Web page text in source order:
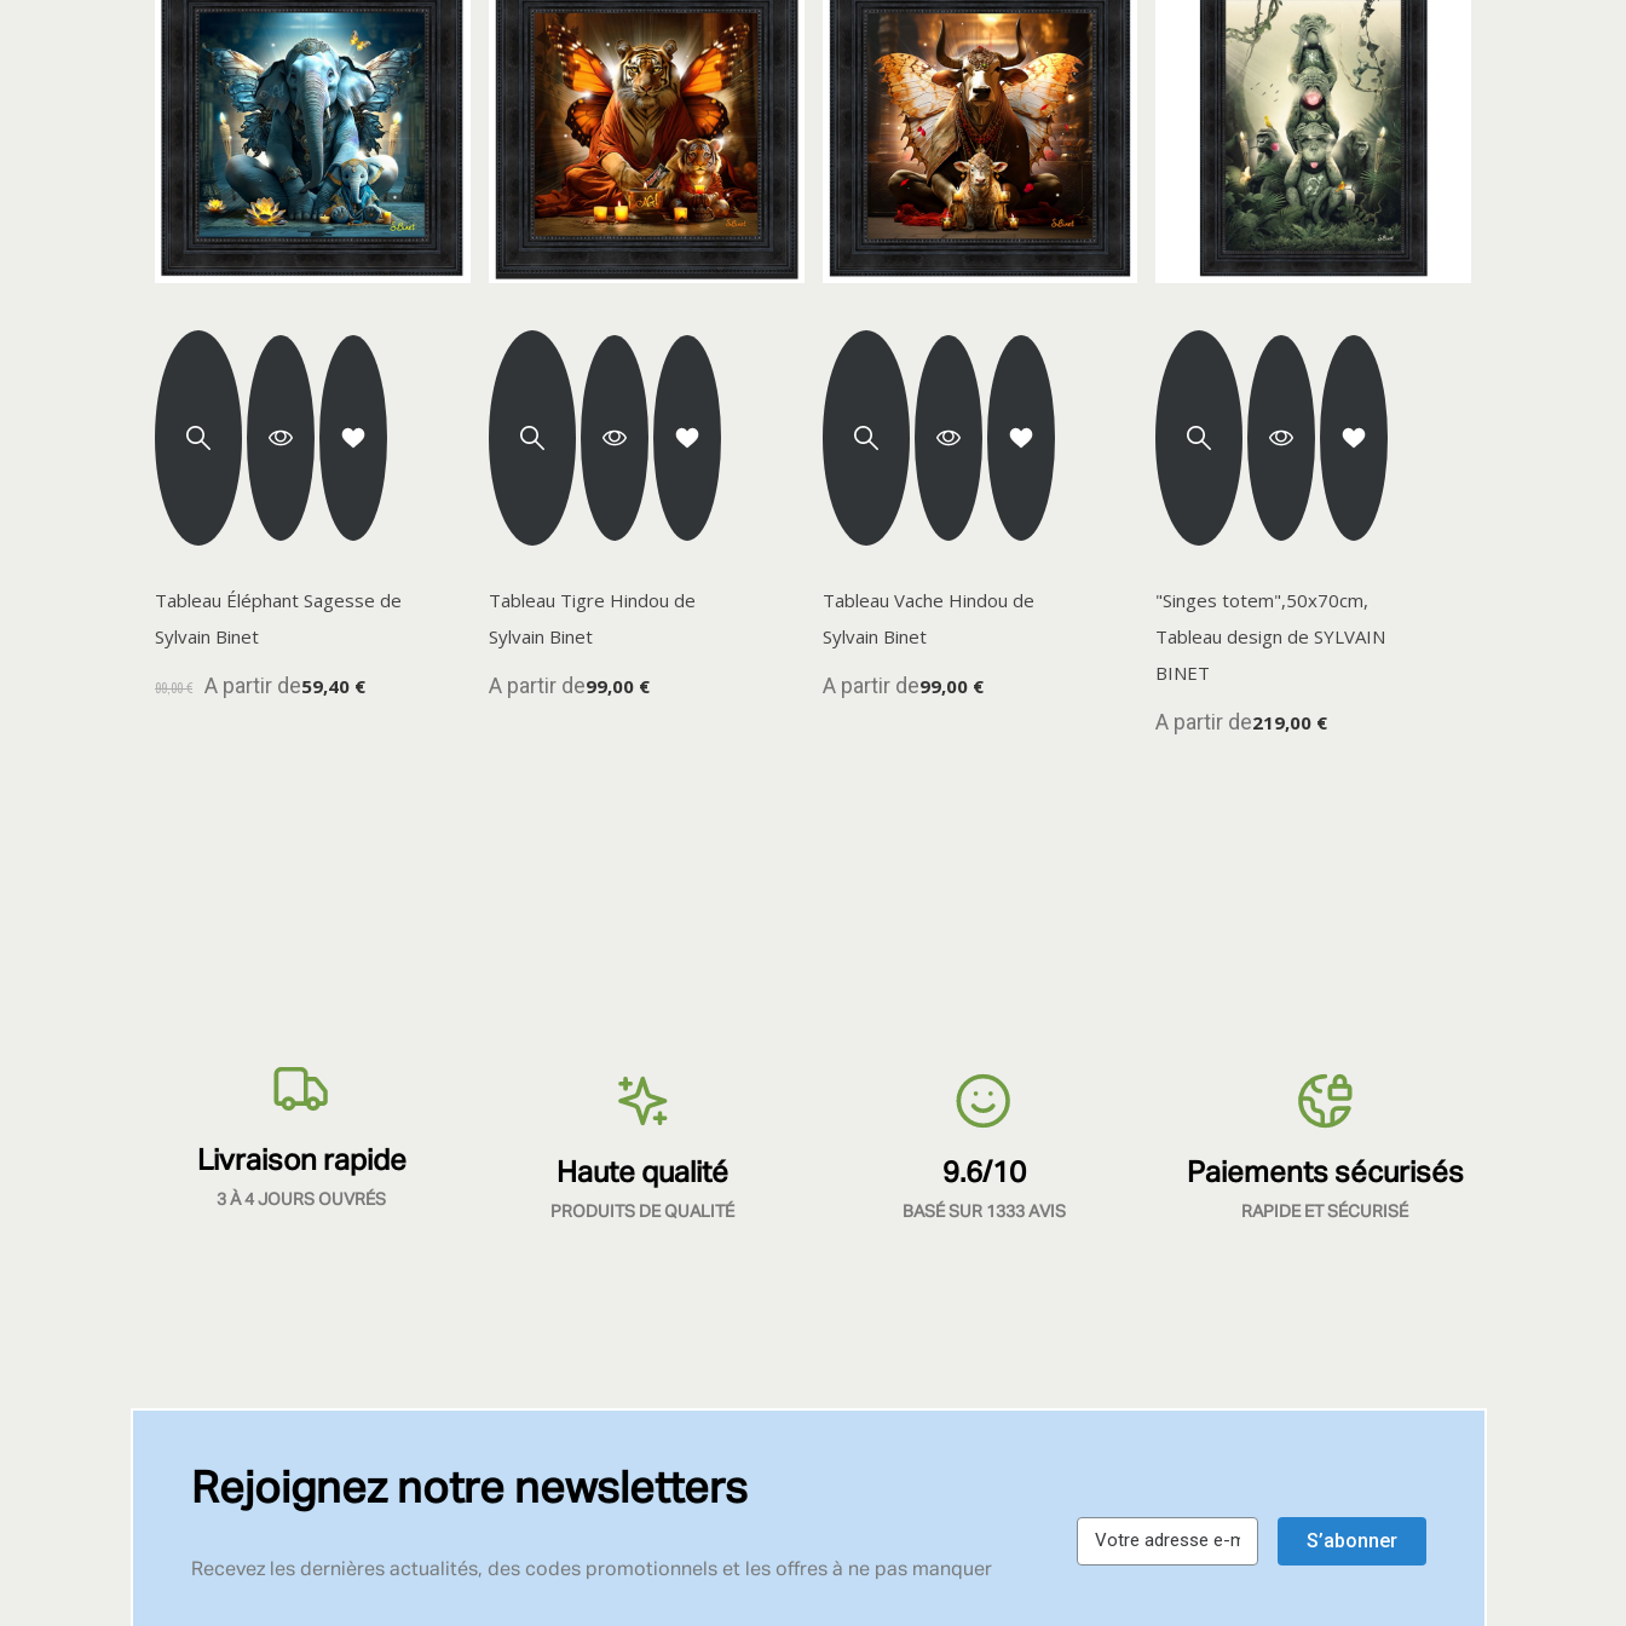
Tableau Éléphant Sagesse de
Sylvain Binet
99,00 € A partir de59,40 €
Tableau Tigre Hindou de
Sylvain Binet
A partir de99,00 €
Tableau Vache Hindou de
Sylvain Binet
A partir de99,00 €
"Singes totem",50x70cm,
Tableau design de SYLVAIN
BINET
A partir de219,00 €
Livraison rapide
3 À 4 JOURS OUVRÉS
Haute qualité
PRODUITS DE QUALITÉ
9.6/10
BASÉ SUR 1333 AVIS
Paiements sécurisés
RAPIDE ET SÉCURISÉ
Rejoignez notre newsletters
Recevez les dernières actualités, des codes promotionnels et les offres à ne pas manquer
S’abonner